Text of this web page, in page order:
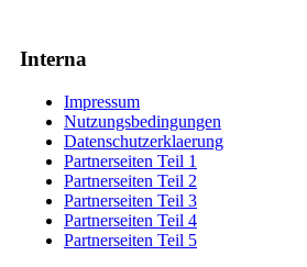
Interna
Impressum
Nutzungsbedingungen
Datenschutzerklaerung
Partnerseiten Teil 1
Partnerseiten Teil 2
Partnerseiten Teil 3
Partnerseiten Teil 4
Partnerseiten Teil 5